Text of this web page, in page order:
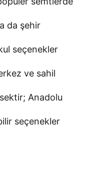
da şehir
seçenekler
ve sahil
Anadolu
seçenekler